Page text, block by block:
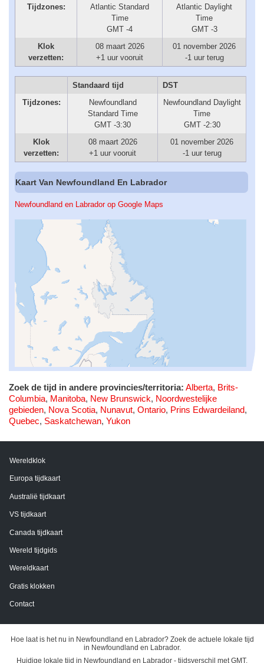
Tijdzones:
Atlantic Standard
Time
GMT -4
Atlantic Daylight
Time
GMT -3
Klok
verzetten:
08 maart 2026
+1 uur vooruit
01 november 2026
-1 uur terug
Standaard tijd
DST
Tijdzones:
Newfoundland
Standard Time
GMT -3:30
Newfoundland Daylight
Time
GMT -2:30
Klok
verzetten:
08 maart 2026
+1 uur vooruit
01 november 2026
-1 uur terug
Kaart Van Newfoundland En Labrador
Newfoundland en Labrador op Google Maps
Zoek de tijd in andere provincies/territoria: Alberta, Brits-
Columbia, Manitoba, New Brunswick, Noordwestelijke
gebieden, Nova Scotia, Nunavut, Ontario, Prins Edwardeiland,
Quebec, Saskatchewan, Yukon
Wereldklok
Europa tijdkaart
Australië tijdkaart
VS tijdkaart
Canada tijdkaart
Wereld tijdgids
Wereldkaart
Gratis klokken
Contact
Hoe laat is het nu in Newfoundland en Labrador? Zoek de actuele lokale tijd
in Newfoundland en Labrador.
Huidige lokale tijd in Newfoundland en Labrador - tijdsverschil met GMT,